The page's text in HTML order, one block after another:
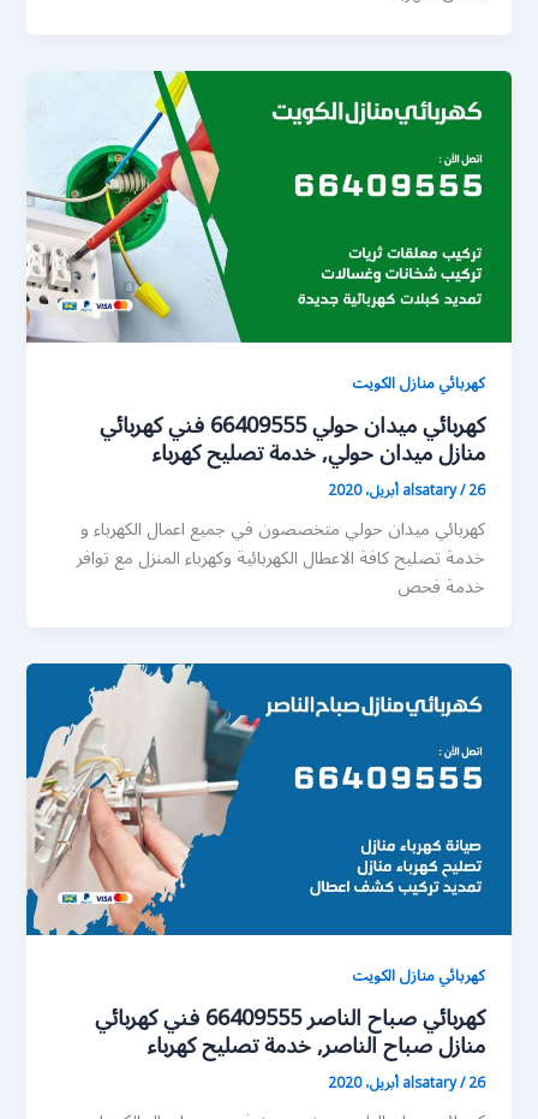
كهربائي منازل الكويت
كهربائي ميدان حولي 66409555 فني كهربائي
منازل ميدان حولي, خدمة تصليح كهرباء
alsatary/26 أبريل، 2020
كهربائي ميدان حولي متخصصون في جميع اعمال الكهرباء و
خدمة تصليح كافة الاعطال الكهربائية وكهرباء المنزل مع توافر
خدمة فحص
كهربائي منازل الكويت
كهربائي صباح الناصر 66409555 فني كهربائي
منازل صباح الناصر, خدمة تصليح كهرباء
alsatary/26 أبريل، 2020